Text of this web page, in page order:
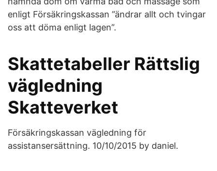
enligt Försäkringskassan ”ändrar allt och tvingar
oss att döma enligt lagen”.
Skattetabeller Rättslig
vägledning
Skatteverket
Försäkringskassan vägledning för
assistansersättning. 10/10/2015 by daniel.